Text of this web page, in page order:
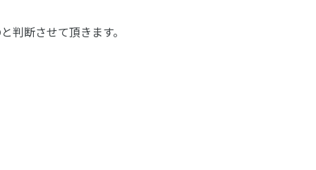
判断させて頂きます。